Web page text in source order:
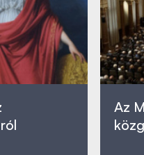
Az